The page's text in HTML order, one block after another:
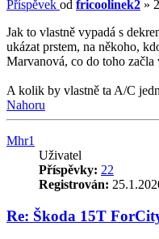
Příspěvek od fricoolinek2 »
Jak to vlastně vypadá s
ukázat prstem, na někoho,
Marvanová, co do toho začla
A kolik by vlastně ta A/C
Nahoru
Mhr1
Uživatel
Příspěvky: 22
Registrován:
Re: Škoda 15T